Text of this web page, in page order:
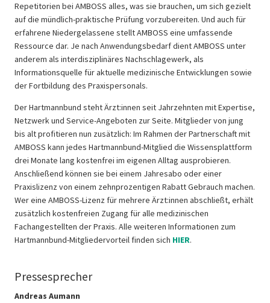
Repetitorien bei AMBOSS alles, was sie brauchen, um sich gezielt
auf die mündlich-praktische Prüfung vorzubereiten. Und auch für
erfahrene Niedergelassene stellt AMBOSS eine umfassende
Ressource dar. Je nach Anwendungsbedarf dient AMBOSS unter
anderem als interdisziplinäres Nachschlagewerk, als
Informationsquelle für aktuelle medizinische Entwicklungen sowie
der Fortbildung des Praxispersonals.
Der Hartmannbund steht Ärzt:innen seit Jahrzehnten mit Expertise,
Netzwerk und Service-Angeboten zur Seite. Mitglieder von jung
bis alt profitieren nun zusätzlich: Im Rahmen der Partnerschaft mit
AMBOSS kann jedes Hartmannbund-Mitglied die Wissensplattform
drei Monate lang kostenfrei im eigenen Alltag ausprobieren.
Anschließend können sie bei einem Jahresabo oder einer
Praxislizenz von einem zehnprozentigen Rabatt Gebrauch machen.
Wer eine AMBOSS-Lizenz für mehrere Ärzt:innen abschließt, erhält
zusätzlich kostenfreien Zugang für alle medizinischen
Fachangestellten der Praxis. Alle weiteren Informationen zum
Hartmannbund-Mitgliedervorteil finden sich HIER.
Pressesprecher
Andreas Aumann